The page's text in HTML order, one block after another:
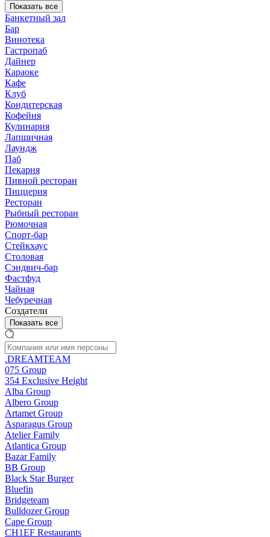
Показать все
Банкетный зал
Бар
Винотека
Гастропаб
Дайнер
Караоке
Кафе
Клуб
Кондитерская
Кофейня
Кулинария
Лапшичная
Лаундж
Паб
Пекарня
Пивной ресторан
Пиццерия
Ресторан
Рыбный ресторан
Рюмочная
Спорт-бар
Стейкхаус
Столовая
Сэндвич-бар
Фастфуд
Чайная
Чебуречная
Создатели
Показать все
.DREAMTEAM
075 Group
354 Exclusive Height
Alba Group
Albero Group
Artamet Group
Asparagus Group
Atelier Family
Atlantica Group
Bazar Family
BB Group
Black Star Burger
Bluefin
Bridgeteam
Bulldozer Group
Cape Group
CH1EF Restaurants